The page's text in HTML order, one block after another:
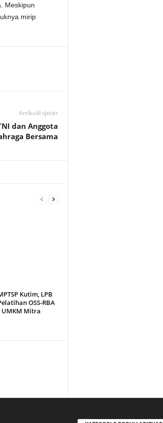
Meskipun
mirip
Artikulli tjetër
dan Anggota
Bersama
Kutim, LPB
OSS-RBA
UMKM Mitra